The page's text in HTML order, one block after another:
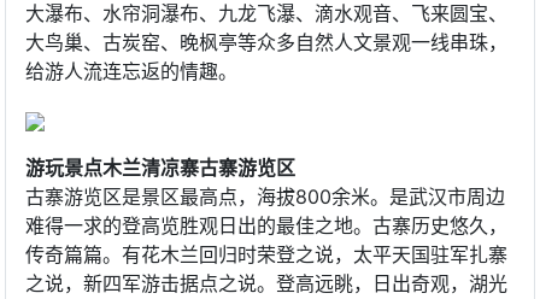
大瀑布、水帘洞瀑布、九龙飞瀑、滴水观音、飞来圆宝、
大鸟巢、古炭窑、晚枫亭等众多自然人文景观一线串珠，
给游人流连忘返的情趣。
游玩景点木兰清凉寨古寨游览区
古寨游览区是景区最高点，海拔800余米。是武汉市周边
难得一求的登高览胜观日出的最佳之地。古寨历史悠久，
传奇篇篇。有花木兰回归时荣登之说，太平天国驻军扎寨
之说，新四军游击据点之说。登高远眺，日出奇观，湖光